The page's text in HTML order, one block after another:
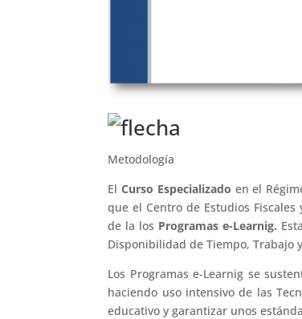
Metodología
ElCurso Especializado en el
que el Centro de Estudios
de la los Programas e-Learnig.
Disponibilidad de Tiempo, Trabajo
Los Programas e-Learnig se
haciendo uso intensivo de las
educativo y garantizar unos